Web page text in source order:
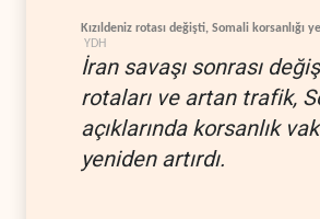
Kızıldeniz rotası değişti, Somali korsanlığı
YDH
İran savaşı sonrası
rotaları ve artan trafik,
açıklarında korsanlık
yeniden artırdı.